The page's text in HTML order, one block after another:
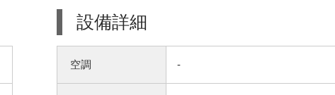
設備詳細
空調 -